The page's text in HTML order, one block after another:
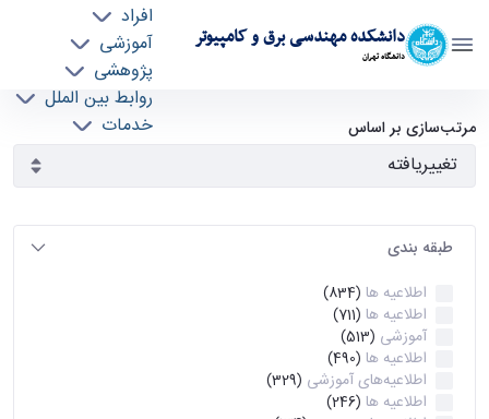
دانشکده مهندسی برق و کامپیوتر
دانشگاه تهران
افراد
آموزشی
پژوهشی
روابط بین الملل
خدمات
آرشیو اطلاعیه ها - ece- دانشکده مهندسی برق و
کامپیوتر
مرتب‌سازی بر اساس
طبقه بندی
اطلاعیه ها (834)
اطلاعیه ها (711)
آموزشی (513)
اطلاعیه ها (490)
اطلاعیه‌های‌ آموزشی (329)
اطلاعیه ها (246)